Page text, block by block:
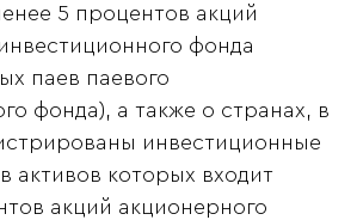
5 процентов акций
фонда
паев паевого
фонда), а также о странах, в
инвестиционные
активов которых входит
акций акционерного